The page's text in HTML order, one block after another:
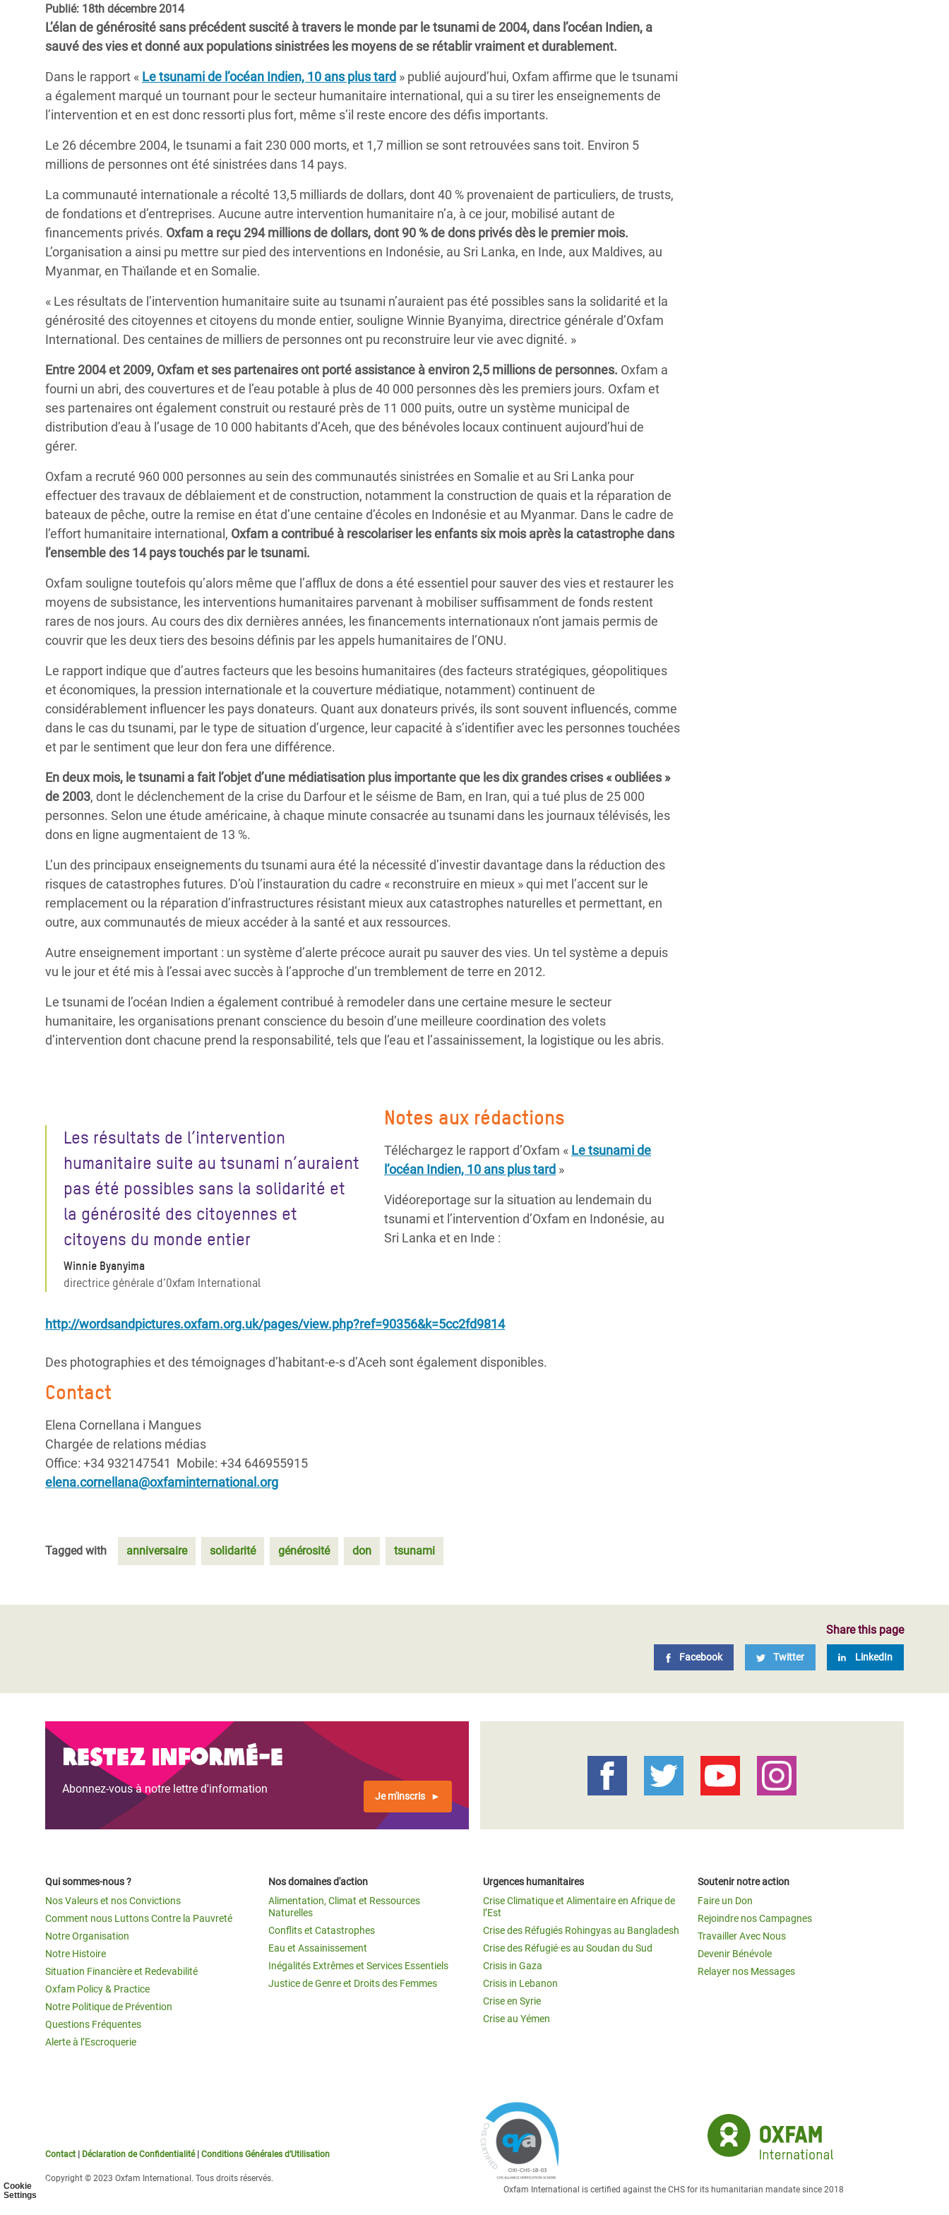
Cookie
Settings
Conflits et Catastrophes
Inégalités Extrêmes et
Inequality and Rights in a
Digital Age
Gender, Rights, and Justice
Alimentaire en Afrique de
l’Est
Crise au Yémen
Crise des Réfugiés Rohingyas
Crise des Réfugié·es au
Crise en Syrie
#MonClimatMonAvenir
Mettons Fin à la Souffrance qui se Cache
Les Violences Faites aux Femmes et aux
Filles, Ça Suffit !
Publié: 18th décembre 2014
L’élan de générosité sans précédent suscité à travers le monde par le tsunami de 2004, dans l’océan Indien, a
sauvé des vies et donné aux populations sinistrées les moyens de se rétablir vraiment et durablement.
Dans le rapport « Le tsunami de l’océan Indien, 10 ans plus tard » publié aujourd’hui, Oxfam affirme que le tsunami
a également marqué un tournant pour le secteur humanitaire international, qui a su tirer les enseignements de
l’intervention et en est donc ressorti plus fort, même s’il reste encore des défis importants.
Le 26 décembre 2004, le tsunami a fait 230 000 morts, et 1,7 million se sont retrouvées sans toit. Environ 5
millions de personnes ont été sinistrées dans 14 pays.
La communauté internationale a récolté 13,5 milliards de dollars, dont 40 % provenaient de particuliers, de trusts,
de fondations et d’entreprises. Aucune autre intervention humanitaire n’a, à ce jour, mobilisé autant de
financements privés. Oxfam a reçu 294 millions de dollars, dont 90 % de dons privés dès le premier mois.
L’organisation a ainsi pu mettre sur pied des interventions en Indonésie, au Sri Lanka, en Inde, aux Maldives, au
Myanmar, en Thaïlande et en Somalie.
« Les résultats de l’intervention humanitaire suite au tsunami n’auraient pas été possibles sans la solidarité et la
générosité des citoyennes et citoyens du monde entier, souligne Winnie Byanyima, directrice générale d’Oxfam
International. Des centaines de milliers de personnes ont pu reconstruire leur vie avec dignité. »
Entre 2004 et 2009, Oxfam et ses partenaires ont porté assistance à environ 2,5 millions de personnes. Oxfam a
fourni un abri, des couvertures et de l’eau potable à plus de 40 000 personnes dès les premiers jours. Oxfam et
ses partenaires ont également construit ou restauré près de 11 000 puits, outre un système municipal de
distribution d’eau à l’usage de 10 000 habitants d’Aceh, que des bénévoles locaux continuent aujourd’hui de
gérer.
Oxfam a recruté 960 000 personnes au sein des communautés sinistrées en Somalie et au Sri Lanka pour
effectuer des travaux de déblaiement et de construction, notamment la construction de quais et la réparation de
bateaux de pêche, outre la remise en état d’une centaine d’écoles en Indonésie et au Myanmar. Dans le cadre de
l’effort humanitaire international, Oxfam a contribué à rescolariser les enfants six mois après la catastrophe dans
l’ensemble des 14 pays touchés par le tsunami.
Oxfam souligne toutefois qu’alors même que l’afflux de dons a été essentiel pour sauver des vies et restaurer les
moyens de subsistance, les interventions humanitaires parvenant à mobiliser suffisamment de fonds restent
rares de nos jours. Au cours des dix dernières années, les financements internationaux n’ont jamais permis de
couvrir que les deux tiers des besoins définis par les appels humanitaires de l’ONU.
Le rapport indique que d’autres facteurs que les besoins humanitaires (des facteurs stratégiques, géopolitiques
et économiques, la pression internationale et la couverture médiatique, notamment) continuent de
considérablement influencer les pays donateurs. Quant aux donateurs privés, ils sont souvent influencés, comme
dans le cas du tsunami, par le type de situation d’urgence, leur capacité à s’identifier avec les personnes touchées
et par le sentiment que leur don fera une différence.
En deux mois, le tsunami a fait l’objet d’une médiatisation plus importante que les dix grandes crises « oubliées »
de 2003, dont le déclenchement de la crise du Darfour et le séisme de Bam, en Iran, qui a tué plus de 25 000
personnes. Selon une étude américaine, à chaque minute consacrée au tsunami dans les journaux télévisés, les
dons en ligne augmentaient de 13 %.
L’un des principaux enseignements du tsunami aura été la nécessité d’investir davantage dans la réduction des
risques de catastrophes futures. D’où l’instauration du cadre « reconstruire en mieux » qui met l’accent sur le
remplacement ou la réparation d’infrastructures résistant mieux aux catastrophes naturelles et permettant, en
outre, aux communautés de mieux accéder à la santé et aux ressources.
Autre enseignement important : un système d’alerte précoce aurait pu sauver des vies. Un tel système a depuis
vu le jour et été mis à l’essai avec succès à l’approche d’un tremblement de terre en 2012.
Le tsunami de l’océan Indien a également contribué à remodeler dans une certaine mesure le secteur
humanitaire, les organisations prenant conscience du besoin d’une meilleure coordination des volets
d’intervention dont chacune prend la responsabilité, tels que l’eau et l’assainissement, la logistique ou les abris.
Les résultats de l’intervention
humanitaire suite au tsunami n’auraient
pas été possibles sans la solidarité et
la générosité des citoyennes et
citoyens du monde entier
Winnie Byanyima
directrice générale d’Oxfam International
Notes aux rédactions
Téléchargez le rapport d’Oxfam « Le tsunami de
l’océan Indien, 10 ans plus tard »
Vidéoreportage sur la situation au lendemain du
tsunami et l’intervention d’Oxfam en Indonésie, au
Sri Lanka et en Inde :
http://wordsandpictures.oxfam.org.uk/pages/view.php?ref=90356&k=5cc2fd9814
Des photographies et des témoignages d’habitant-e-s d’Aceh sont également disponibles.
Contact
Elena Cornellana i Mangues
Chargée de relations médias
Office: +34 932147541 Mobile: +34 646955915
elena.cornellana@oxfaminternational.org
Tagged with anniversaire solidarité générosité don tsunami
Share this page
Facebook Twitter LinkedIn
Restez informé-e
Abonnez-vous à notre lettre d'information
Je m'inscris
Qui sommes-nous ?
Nos Valeurs et nos Convictions
Comment nous Luttons Contre la Pauvreté
Notre Organisation
Notre Histoire
Situation Financière et Redevabilité
Oxfam Policy & Practice
Notre Politique de Prévention
Questions Fréquentes
Alerte à l’Escroquerie
Nos domaines d'action
Alimentation, Climat et Ressources
Naturelles
Conflits et Catastrophes
Eau et Assainissement
Inégalités Extrêmes et Services Essentiels
Justice de Genre et Droits des Femmes
Urgences humanitaires
Crise Climatique et Alimentaire en Afrique de
l’Est
Crise des Réfugiés Rohingyas au Bangladesh
Crise des Réfugié·es au Soudan du Sud
Crisis in Gaza
Crisis in Lebanon
Crise en Syrie
Crise au Yémen
Soutenir notre action
Faire un Don
Rejoindre nos Campagnes
Travailler Avec Nous
Devenir Bénévole
Relayer nos Messages
Contact Déclaration de Confidentialité| Conditions Générales d’Utilisation
Copyright © 2023 Oxfam International. Tous droits réservés.
Oxfam International is certified against the CHS for its humanitarian mandate since 2018